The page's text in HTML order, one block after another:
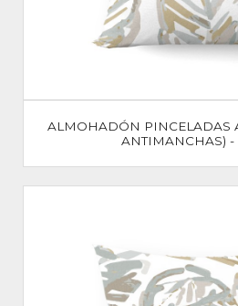
ALMOHADÓN PINCELADAS
ANTIMANCHAS)